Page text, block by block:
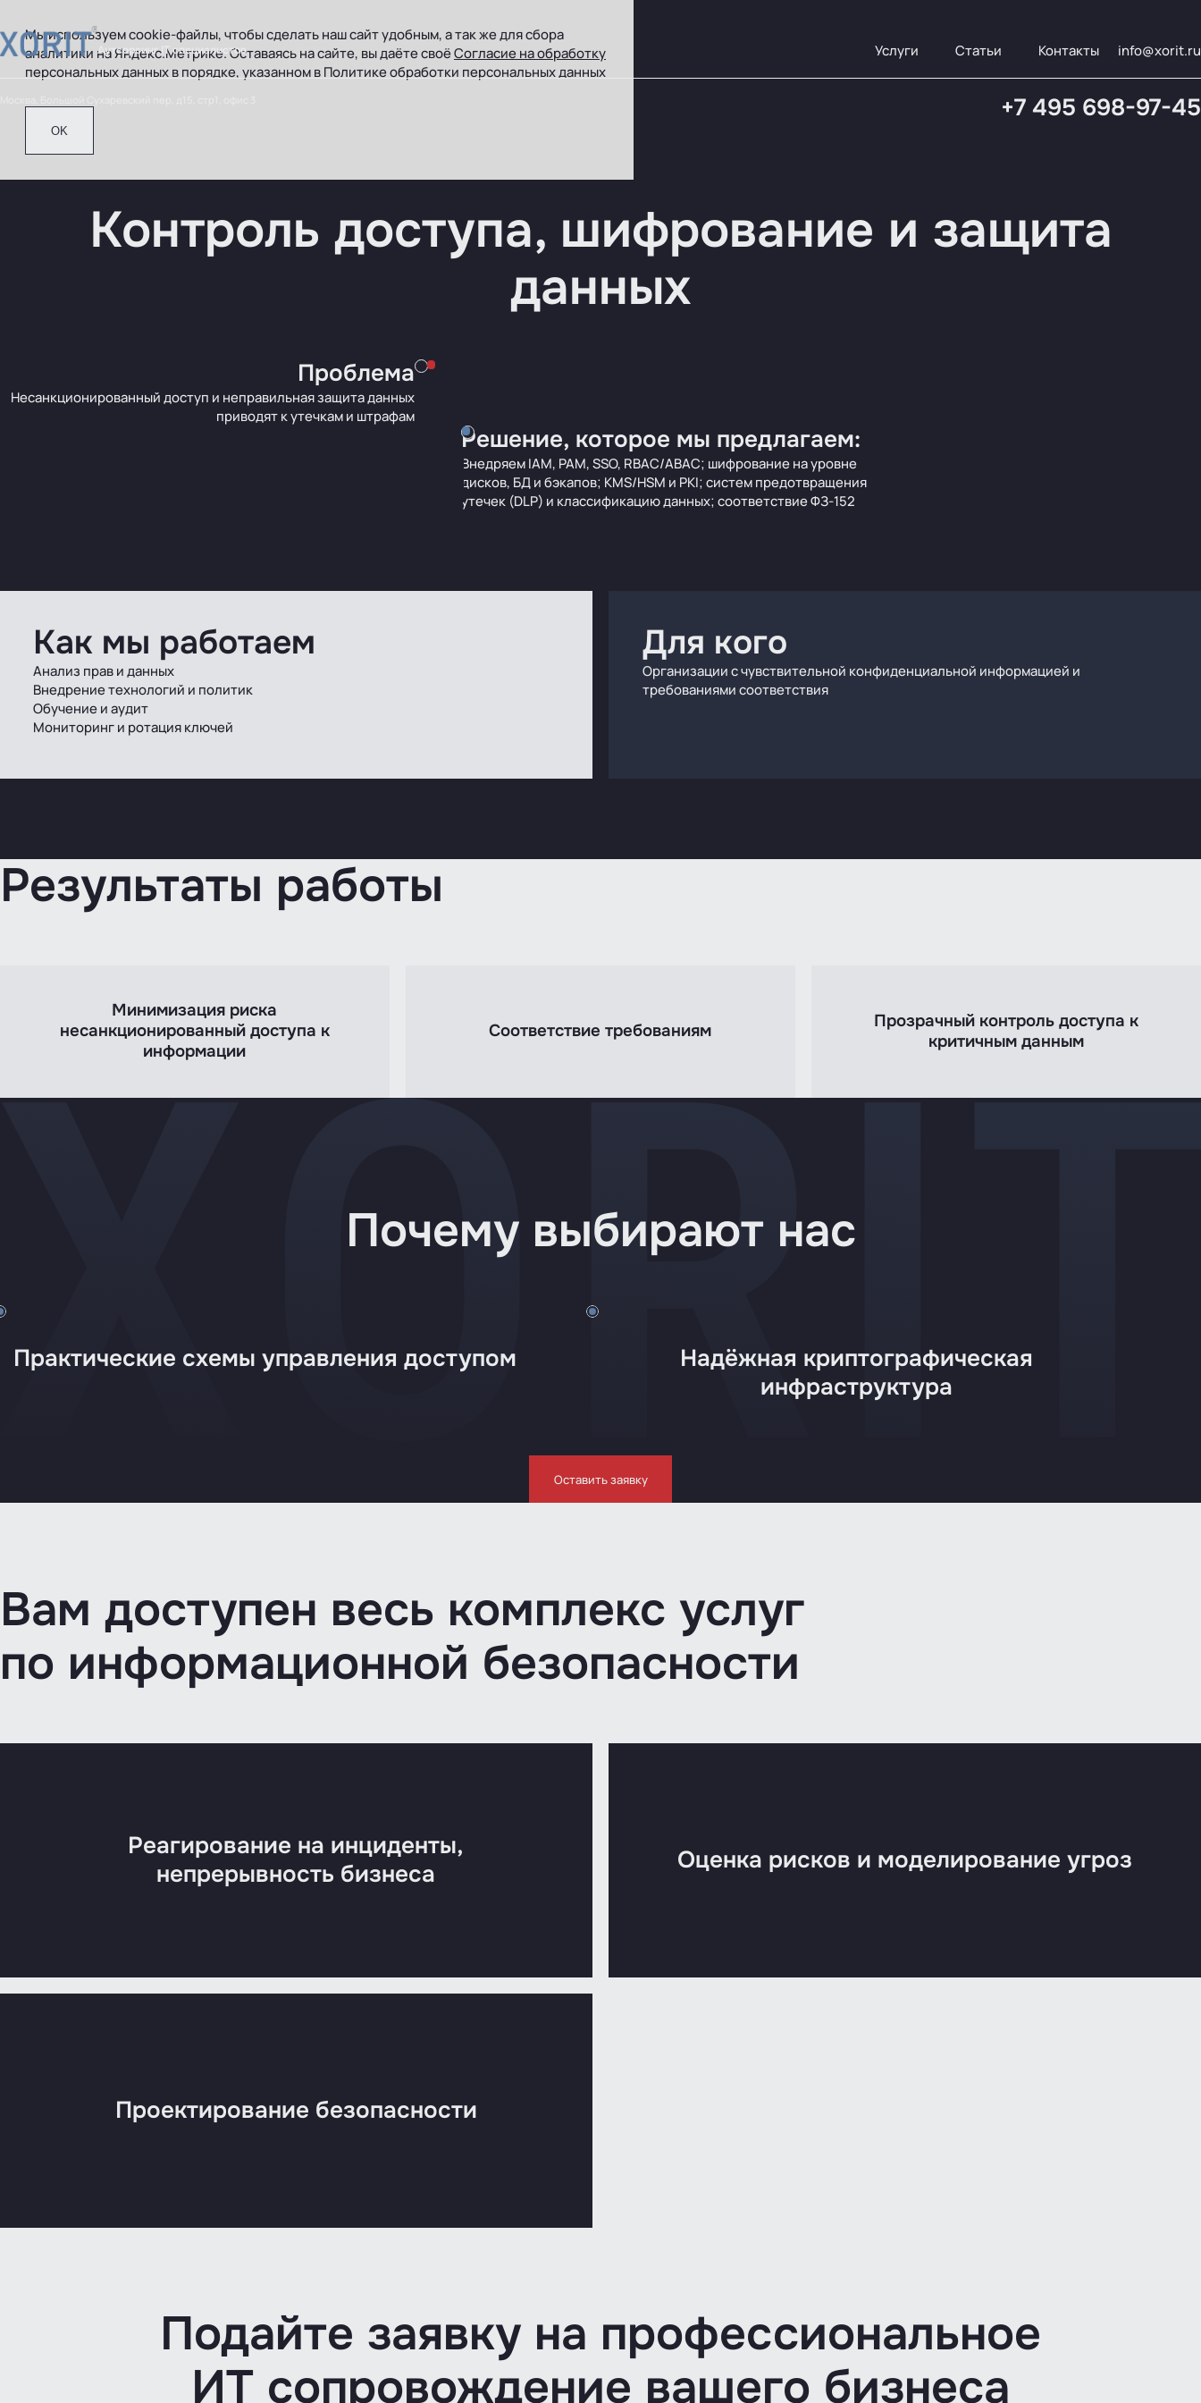
Аутсорсинг IT специалистов Услуги Статьи Контакты info@xorit.ru
+7 495 698-97-45
Контроль доступа, шифрование и защита
данных
Проблема
Несанкционированный доступ и неправильная защита данных
приводят к утечкам и штрафам
Решение, которое мы предлагаем:
Внедряем IAM, PAM, SSO, RBAC/ABAC; шифрование на уровне
дисков, БД и бэкапов; KMS/HSM и PKI; систем предотвращения
утечек (DLP) и классификацию данных; соответствие ФЗ‑152
Как мы работаем
Анализ прав и данных
Внедрение технологий и политик
Обучение и аудит
Мониторинг и ротация ключей
Для кого
Организации с чувствительной конфиденциальной информацией и
требованиями соответствия
Результаты работы
Минимизация риска
несанкционированный доступа к
информации
Соответствие требованиям
Прозрачный контроль доступа к
критичным данным
Почему выбирают нас
Практические схемы управления доступом
Надёжная криптографическая
инфраструктура
Оставить заявку
Вам доступен весь комплекс услуг
по информационной безопасности
Реагирование на инциденты,
непрерывность бизнеса
Оценка рисков и моделирование угроз
Проектирование безопасности
Подайте заявку на профессиональное
ИТ сопровождение вашего бизнеса
Мы используем cookie-файлы, чтобы сделать наш сайт удобным, а так же для сбора
аналитики на Яндекс.Метрике. Оставаясь на сайте, вы даёте своёСогласие на обработку
персональных данныхв порядке, указанном в Политике обработки персональных данных
OK